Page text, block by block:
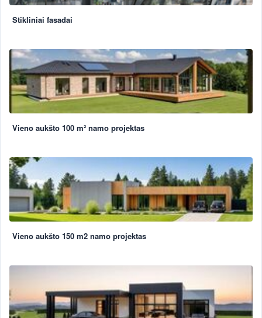
Stikliniai fasadai
Vieno aukšto 100 m² namo projektas
Vieno aukšto 150 m2 namo projektas